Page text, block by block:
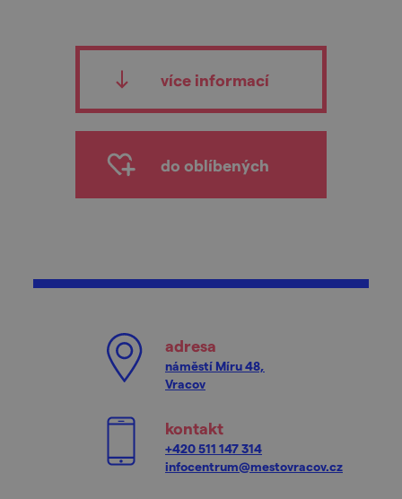
více informací
do oblíbených
adresa
náměstí Míru 48,
Vracov
kontakt
+420 511 147 314
infocentrum@mestovracov.cz